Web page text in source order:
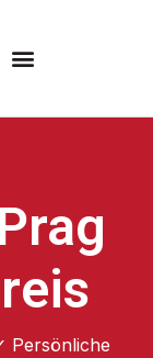
Persönliche